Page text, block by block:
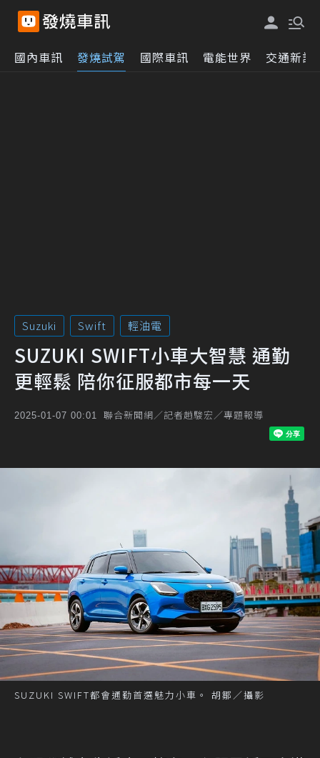
國內車訊 發燒試駕 國際車訊 電能世界 交通新訊
Suzuki Swift 輕油電
SUZUKI SWIFT小車大智慧 通勤
更輕鬆 陪你征服都市每一天
2025-01-07 00:01 聯合新聞網／記者趙駿宏／專題報導
SUZUKI SWIFT都會通勤首選魅力小車。 胡鄒／攝影